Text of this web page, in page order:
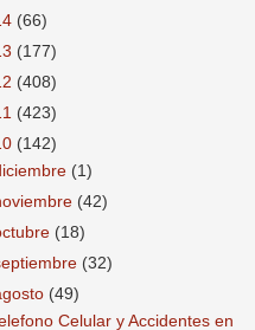
(66)
(177)
(408)
(423)
(142)
(1)
(42)
(18)
(32)
(49)
Celular y Accidentes en